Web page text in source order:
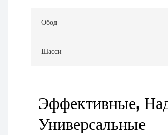
Обод
Шасси
Эффективные,
Универсальные